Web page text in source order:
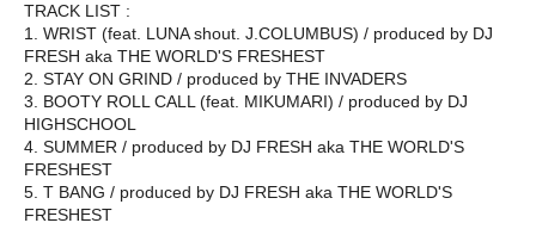
TRACK LIST :
1. WRIST (feat. LUNA shout. J.COLUMBUS) / produced by DJ
FRESH aka THE WORLD'S FRESHEST
2. STAY ON GRIND / produced by THE INVADERS
3. BOOTY ROLL CALL (feat. MIKUMARI) / produced by DJ
HIGHSCHOOL
4. SUMMER / produced by DJ FRESH aka THE WORLD'S
FRESHEST
5. T BANG / produced by DJ FRESH aka THE WORLD'S
FRESHEST